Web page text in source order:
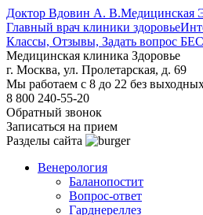
Доктор Вдовин А. В.Медицинская
Главный врач клиники здоровье
Классы, Отзывы, Задать вопрос
Медицинская клиника Здоровье
г. Москва, ул. Пролетарская, д. 69
Мы работаем с 8 до 22 без
8 800 240-55-20
Обратный звонок
Записаться на прием
Разделы сайта
Венерология
Баланопостит
Вопрос-ответ
Гарднереллез